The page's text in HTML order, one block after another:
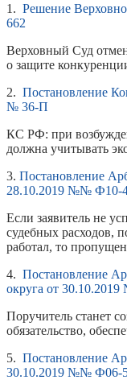
1. Решение
662
Верховный Суд
о защите
2. Постановление
№ 36-П
КС РФ: при
должна учитывать
3. Постановление
28.10.2019 №№ Ф10-
Если заявитель не
судебных расходов,
работал, то
4. Постановление
округа от
Поручитель станет
обязательство,
5. Постановление
30.10.2019 №№ Ф06-